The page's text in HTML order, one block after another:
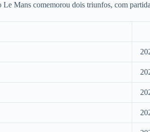
Mans comemorou dois triunfos, com